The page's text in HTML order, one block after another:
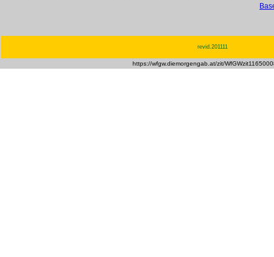
revid.201111
https://wfgw.diemorgengab.at/zit/